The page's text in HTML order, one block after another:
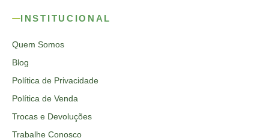
INSTITUCIONAL
Quem Somos
Blog
Política de Privacidade
Política de Venda
Trocas e Devoluções
Trabalhe Conosco